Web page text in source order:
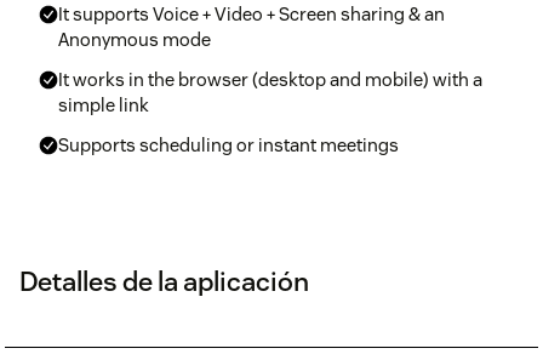
It supports Voice + Video + Screen sharing & an
Anonymous mode
It works in the browser (desktop and mobile) with a
simple link
Supports scheduling or instant meetings
Detalles de la aplicación